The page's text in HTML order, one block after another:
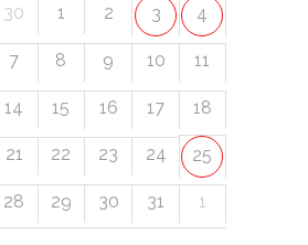
30 1 2 3 4
7 8 9 10 11
14 15 16 17 18
21 22 23 24 25
28 29 30 31 1